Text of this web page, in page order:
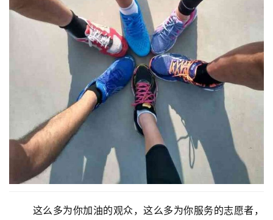
这么多为你加油的观众，这么多为你服务的志愿者，